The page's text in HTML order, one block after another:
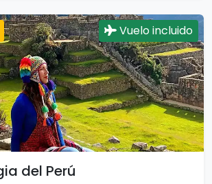
Vuelo incluido
del Perú